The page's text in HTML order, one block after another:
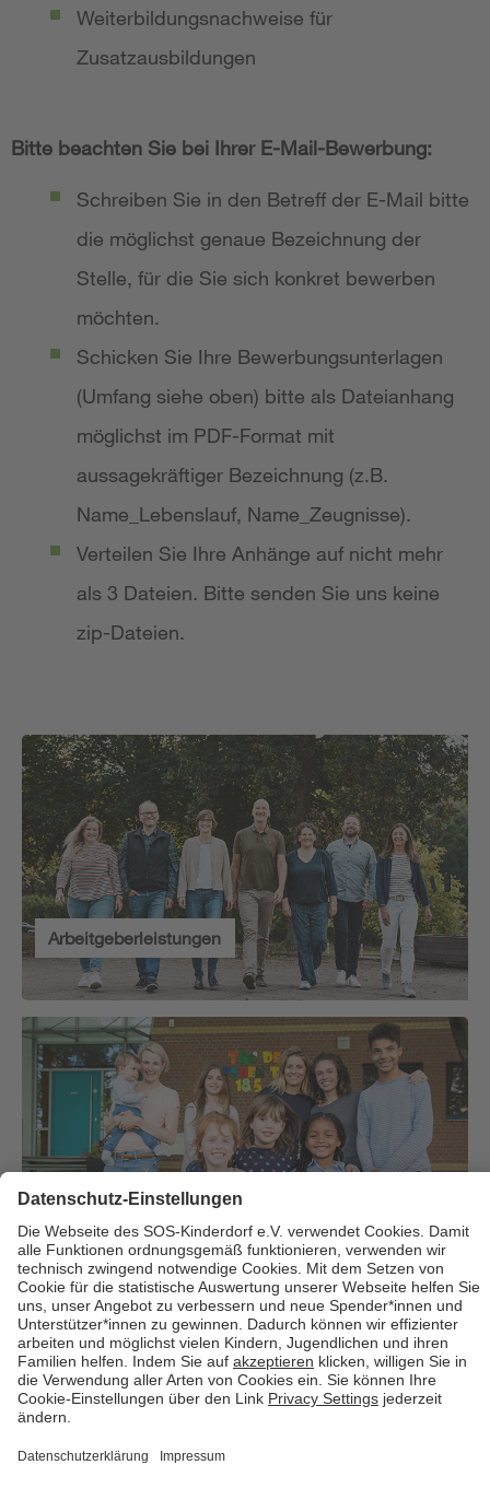
Weiterbildungsnachweise für
Zusatzausbildungen
Bitte beachten Sie bei Ihrer E-Mail-Bewerbung:
Schreiben Sie in den Betreff der E-Mail bitte
die möglichst genaue Bezeichnung der
Stelle, für die Sie sich konkret bewerben
möchten.
Schicken Sie Ihre Bewerbungsunterlagen
(Umfang siehe oben) bitte als Dateianhang
möglichst im PDF-Format mit
aussagekräftiger Bezeichnung (z.B.
Name_Lebenslauf, Name_Zeugnisse).
Verteilen Sie Ihre Anhänge auf nicht mehr
als 3 Dateien. Bitte senden Sie uns keine
zip-Dateien.
Arbeitgeberleistungen